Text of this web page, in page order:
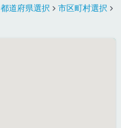
都道府県選択 市区町村選択